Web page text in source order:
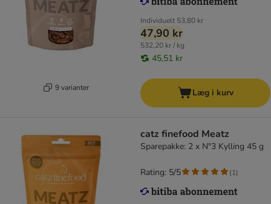
9 varianter
Individuelt 53,80 kr
47,90 kr
532,20 kr / kg
45,51 kr
Læg i kurv
catz finefood Meatz
Sparepakke: 2 x N°3 Kylling 45 g
Rating: 5/5 (1)